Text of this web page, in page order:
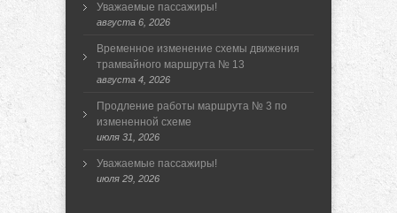
Уважаемые пассажиры!
августа 6, 2026
Временное изменение схемы движения
трамвайного маршрута № 13
августа 4, 2026
Продление работы маршрута № 3 по
измененной схеме
июля 31, 2026
Уважаемые пассажиры!
июля 29, 2026